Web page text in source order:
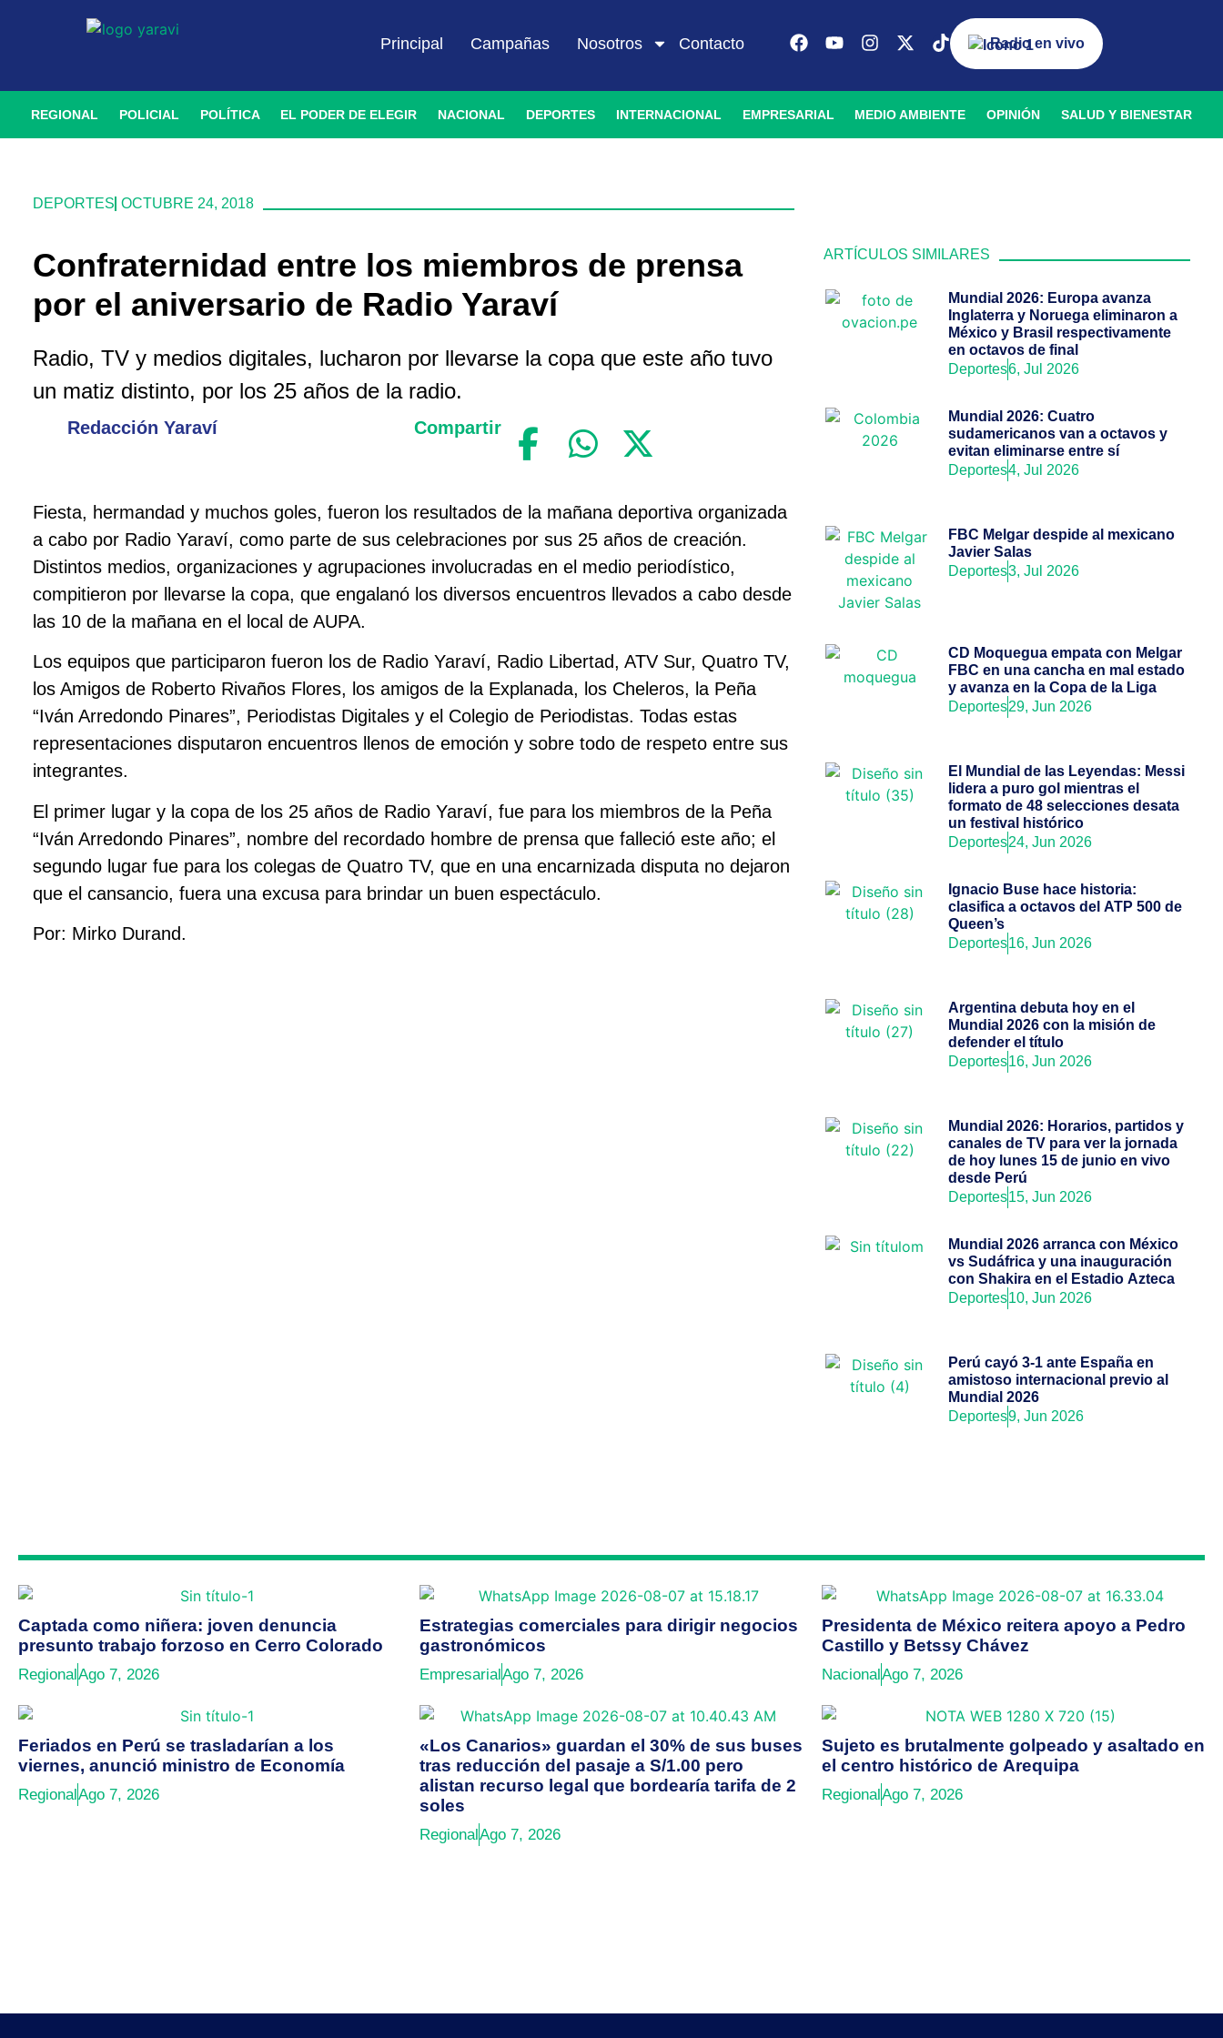
Principal Campañas Nosotros Contacto Radio en vivo
REGIONAL POLICIAL POLÍTICA EL PODER DE ELEGIR NACIONAL DEPORTES INTERNACIONAL EMPRESARIAL MEDIO AMBIENTE OPINIÓN SALUD Y BIENESTAR
ARTÍCULOS SIMILARES
Mundial 2026: Europa avanza
Inglaterra y Noruega eliminaron a
México y Brasil respectivamente
en octavos de final
Deportes6, Jul 2026
Mundial 2026: Cuatro
sudamericanos van a octavos y
evitan eliminarse entre sí
Deportes4, Jul 2026
FBC Melgar despide al mexicano
Javier Salas
Deportes3, Jul 2026
CD Moquegua empata con Melgar
FBC en una cancha en mal estado
y avanza en la Copa de la Liga
Deportes29, Jun 2026
El Mundial de las Leyendas: Messi
lidera a puro gol mientras el
formato de 48 selecciones desata
un festival histórico
Deportes24, Jun 2026
Ignacio Buse hace historia:
clasifica a octavos del ATP 500 de
Queen’s
Deportes16, Jun 2026
Argentina debuta hoy en el
Mundial 2026 con la misión de
defender el título
Deportes16, Jun 2026
Mundial 2026: Horarios, partidos y
canales de TV para ver la jornada
de hoy lunes 15 de junio en vivo
desde Perú
Deportes15, Jun 2026
Mundial 2026 arranca con México
vs Sudáfrica y una inauguración
con Shakira en el Estadio Azteca
Deportes10, Jun 2026
Perú cayó 3-1 ante España en
amistoso internacional previo al
Mundial 2026
Deportes9, Jun 2026
DEPORTES OCTUBRE 24, 2018
Confraternidad entre los miembros de prensa
por el aniversario de Radio Yaraví
Radio, TV y medios digitales, lucharon por llevarse la copa que este año tuvo
un matiz distinto, por los 25 años de la radio.
Redacción Yaraví Compartir
Fiesta, hermandad y muchos goles, fueron los resultados de la mañana deportiva organizada
a cabo por Radio Yaraví, como parte de sus celebraciones por sus 25 años de creación.
Distintos medios, organizaciones y agrupaciones involucradas en el medio periodístico,
compitieron por llevarse la copa, que engalanó los diversos encuentros llevados a cabo desde
las 10 de la mañana en el local de AUPA.
Los equipos que participaron fueron los de Radio Yaraví, Radio Libertad, ATV Sur, Quatro TV,
los Amigos de Roberto Rivaños Flores, los amigos de la Explanada, los Cheleros, la Peña
“Iván Arredondo Pinares”, Periodistas Digitales y el Colegio de Periodistas. Todas estas
representaciones disputaron encuentros llenos de emoción y sobre todo de respeto entre sus
integrantes.
El primer lugar y la copa de los 25 años de Radio Yaraví, fue para los miembros de la Peña
“Iván Arredondo Pinares”, nombre del recordado hombre de prensa que falleció este año; el
segundo lugar fue para los colegas de Quatro TV, que en una encarnizada disputa no dejaron
que el cansancio, fuera una excusa para brindar un buen espectáculo.
Por: Mirko Durand.
Captada como niñera: joven denuncia
presunto trabajo forzoso en Cerro Colorado
RegionalAgo 7, 2026
Estrategias comerciales para dirigir negocios
gastronómicos
EmpresarialAgo 7, 2026
Presidenta de México reitera apoyo a Pedro
Castillo y Betssy Chávez
NacionalAgo 7, 2026
Feriados en Perú se trasladarían a los
viernes, anunció ministro de Economía
Regional Ago 7, 2026
«Los Canarios» guardan el 30% de sus buses
tras reducción del pasaje a S/1.00 pero
alistan recurso legal que bordearía tarifa de 2
soles
Regional Ago 7, 2026
Sujeto es brutalmente golpeado y asaltado en
el centro histórico de Arequipa
Regional Ago 7, 2026